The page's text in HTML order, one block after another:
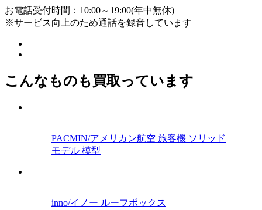
お電話受付時間：10:00～19:00(年中無休)
※サービス向上のため通話を録音しています
こんなものも買取っています
PACMIN/アメリカン航空 旅客機 ソリッド
モデル 模型
inno/イノー ルーフボックス